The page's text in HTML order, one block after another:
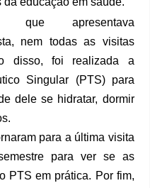
que apresentava
nem todas as visitas
disso, foi realizada a
Singular (PTS) para
dele se hidratar, dormir
para a última visita
para ver se as
PTS em prática. Por fim,